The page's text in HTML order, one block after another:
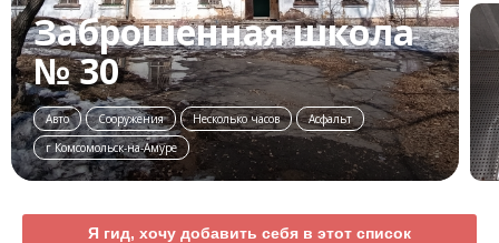
Заброшенная школа
№ 30
Авто Сооружения Несколько часов
Асфальт
г Комсомольск-на-Амуре
Я гид, хочу добавить себя в этот список